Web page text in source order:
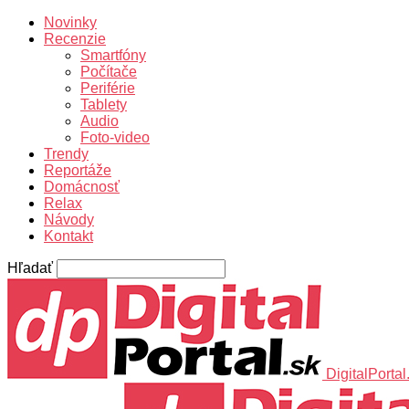
Novinky
Recenzie
Smartfóny
Počítače
Periférie
Tablety
Audio
Foto-video
Trendy
Reportáže
Domácnosť
Relax
Návody
Kontakt
Hľadať